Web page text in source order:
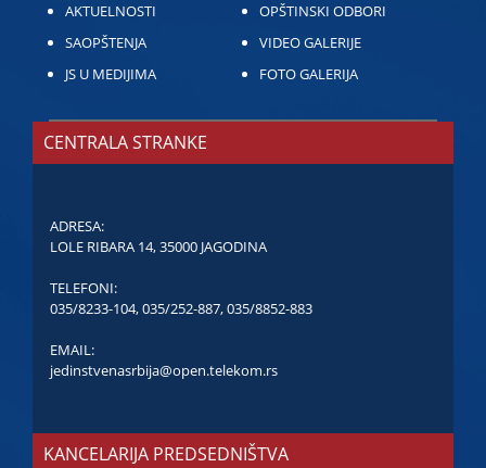
AKTUELNOSTI
SAOPŠTENJA
JS U MEDIJIMA
OPŠTINSKI ODBORI
VIDEO GALERIJE
FOTO GALERIJA
CENTRALA STRANKE
ADRESA:
LOLE RIBARA 14, 35000 JAGODINA
TELEFONI:
035/8233-104,035/252-887,035/8852-883
EMAIL:
jedinstvenasrbija@open.telekom.rs
KANCELARIJA PREDSEDNIŠTVA